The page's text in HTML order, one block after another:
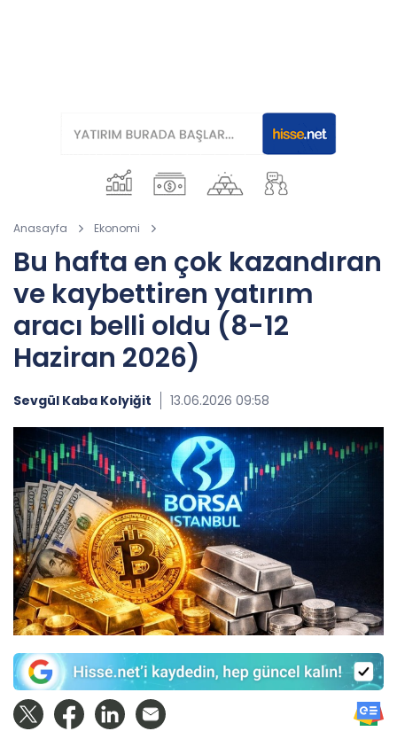
Anasayfa Ekonomi
Bu hafta en çok kazandıran
ve kaybettiren yatırım
aracı belli oldu (8-12
Haziran 2026)
Sevgül Kaba Kolyiğit 13.06.2026 09:58